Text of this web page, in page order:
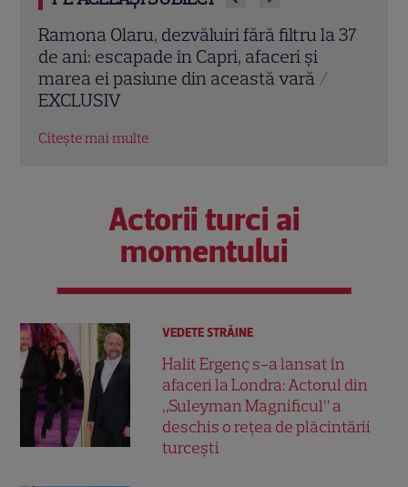
Ramona Olaru dă cărțile pe față! Câți
iubiți a avut asistenta de la Neatza până
acum: „Ăsta este un mit”
Actorii turci ai
momentului
VEDETE STRĂINE
Halit Ergenç s-a lansat în
afaceri la Londra: Actorul din
„Suleyman Magnificul” a
deschis o rețea de plăcintării
turcești